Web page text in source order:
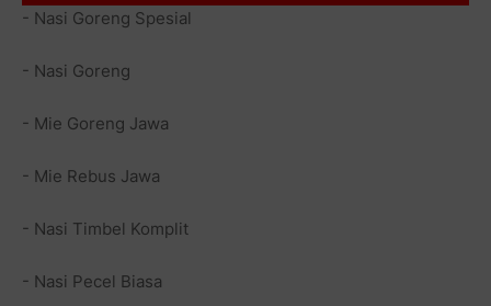
- Nasi Goreng Spesial
- Nasi Goreng
- Mie Goreng Jawa
- Mie Rebus Jawa
- Nasi Timbel Komplit
- Nasi Pecel Biasa